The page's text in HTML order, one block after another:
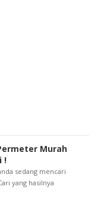
Murah
!
sedang mencari
yang hasilnya